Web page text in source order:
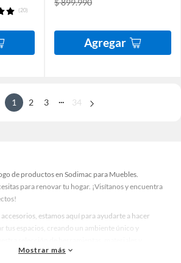
(20)
Agregar
1 2 3 ... 34
de productos en Sodimac para Muebles.
para renovar tu hogar. ¡Visítanos y encuentra
estamos aquí para ayudarte a hacer
tus espacios, creando un ambiente único y
ayudarán a crear un espacio más tú.
Mostrar más